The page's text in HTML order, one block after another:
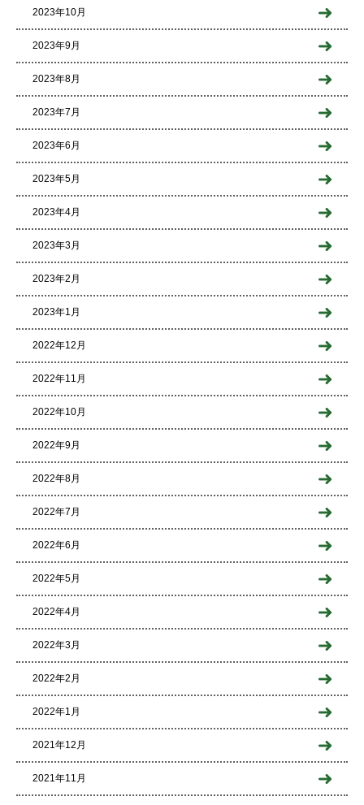
2023年10月
2023年9月
2023年8月
2023年7月
2023年6月
2023年5月
2023年4月
2023年3月
2023年2月
2023年1月
2022年12月
2022年11月
2022年10月
2022年9月
2022年8月
2022年7月
2022年6月
2022年5月
2022年4月
2022年3月
2022年2月
2022年1月
2021年12月
2021年11月